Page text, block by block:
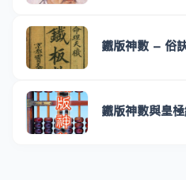
鐵版神數 - 俗
鐵版神數與皇